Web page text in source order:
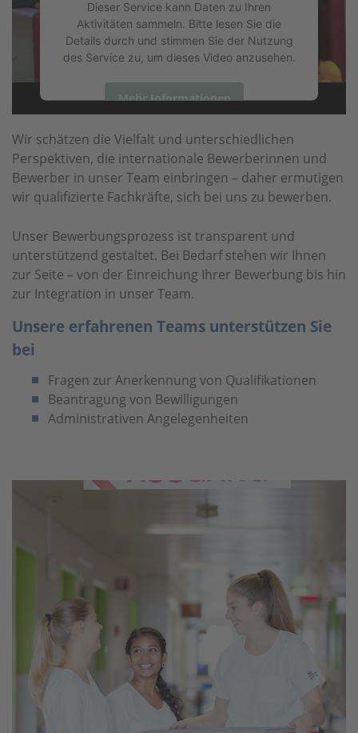
Dieser Service kann Daten zu Ihren
Aktivitäten sammeln. Bitte lesen Sie die
Details durch und stimmen Sie der Nutzung
des Service zu, um dieses Video anzusehen.
Mehr Informationen
Akzeptieren
powered by
Usercentrics Consent
Management Platform
Wir schätzen die Vielfalt und unterschiedlichen
Perspektiven, die internationale Bewerberinnen und
Bewerber in unser Team einbringen – daher ermutigen
wir qualifizierte Fachkräfte, sich bei uns zu bewerben.
Unser Bewerbungsprozess ist transparent und
unterstützend gestaltet. Bei Bedarf stehen wir Ihnen
zur Seite – von der Einreichung Ihrer Bewerbung bis hin
zur Integration in unser Team.
Unsere erfahrenen Teams unterstützen Sie
bei
Fragen zur Anerkennung von Qualifikationen
Beantragung von Bewilligungen
Administrativen Angelegenheiten